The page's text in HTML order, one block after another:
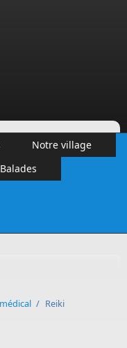
Notre village
Balades
/ Reiki